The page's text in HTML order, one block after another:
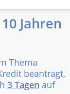
Jahren
Thema
beantragt,
3 Tagen auf